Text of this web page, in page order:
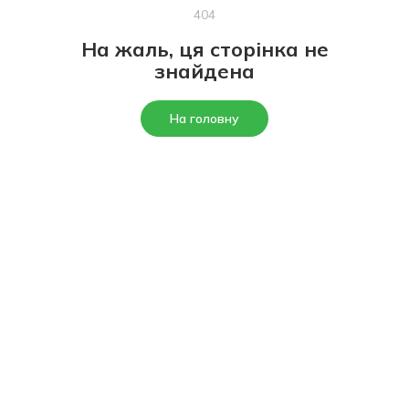
404
На жаль, ця сторінка не
знайдена
На головну